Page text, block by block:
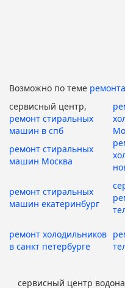
Возможно по теме
сервисный центр,
ремонт стиральных
машин в спб
ремонт стиральных
машин Москва
ремонт стиральных
машин екатеринбург
ремонт холодильников
в санкт петербурге
сервисный центр